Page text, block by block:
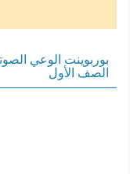
بوربوينت الوعي
الصف الأول